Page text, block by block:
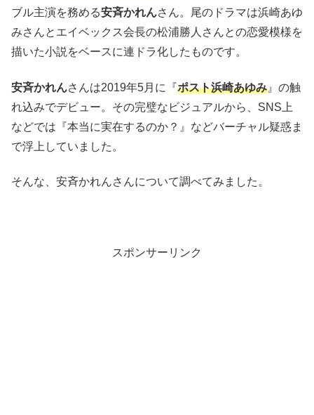
ブル主演を務める安斉かれんさん。尾のドラマは浜崎あゆ
みさんとエイベックス会長の松浦勝人さんとの恋愛模様を
描いた小説をベースに連ドラ化したものです。
安斉かれんさんは2019年5月に『ポスト浜崎あゆみ 』の触
れ込みでデビュー。その完璧なビジュアルから、SNS上
などでは『本当に実在するのか？』などバーチャル疑惑ま
で浮上していました。
そんな、安斉かれんさんについて調べてみました。
スポンサーリンク